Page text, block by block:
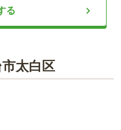
寺町にある浄土宗のお寺
る
太白区